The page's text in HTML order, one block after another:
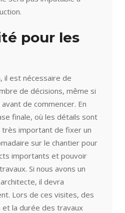
pour les
il est nécessaire de
de décisions, même si
de commencer. En
finale, où les détails sont
important de fixer un
sur le chantier pour
importants et pouvoir
Si nous avons un
il devra
Lors de ces visites, des
la durée des travaux